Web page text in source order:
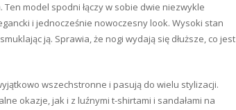
. Ten model spodni łączy w sobie dwie niezwykle
i jednocześnie nowoczesny look. Wysoki stan
ją. Sprawia, że nogi wydają się dłuższe, co jest
wszechstronne i pasują do wielu stylizacji.
okazje, jak i z luźnymi t-shirtami i sandałami na